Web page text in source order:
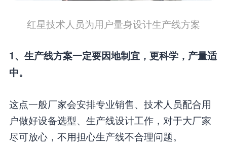
红星技术人员为用户量身设计生产线方案
1、生产线方案一定要因地制宜，更科学，产量适
中。
这点一般厂家会安排专业销售、技术人员配合用
户做好设备选型、生产线设计工作，对于大厂家
尽可放心，不用担心生产线不合理问题。